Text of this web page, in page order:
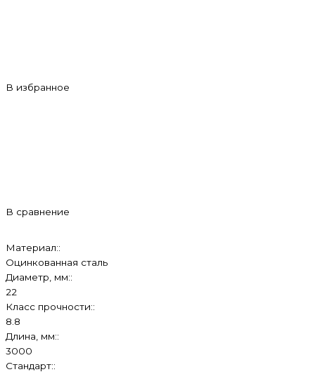
В избранное
В сравнение
Материал::
Оцинкованная сталь
Диаметр, мм::
22
Класс прочности::
8.8
Длина, мм::
3000
Стандарт::